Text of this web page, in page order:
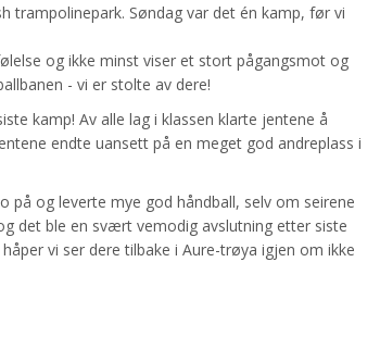
trampolinepark. Søndag var det én kamp, før vi
og ikke minst viser et stort pågangsmot og
- vi er stolte av dere!
kamp! Av alle lag i klassen klarte jentene å
endte uansett på en meget god andreplass i
og leverte mye god håndball, selv om seirene
det ble en svært vemodig avslutning etter siste
vi ser dere tilbake i Aure-trøya igjen om ikke